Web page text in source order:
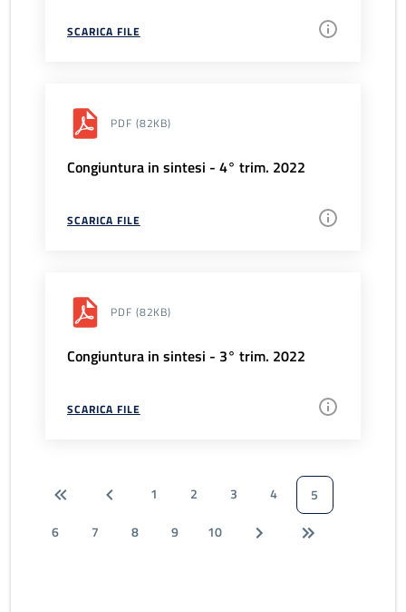
SCARICA FILE
PDF (82KB)
Congiuntura in sintesi - 4° trim. 2022
SCARICA FILE
PDF (82KB)
Congiuntura in sintesi - 3° trim. 2022
SCARICA FILE
1 2 3 4
5
6
7 8 9 10